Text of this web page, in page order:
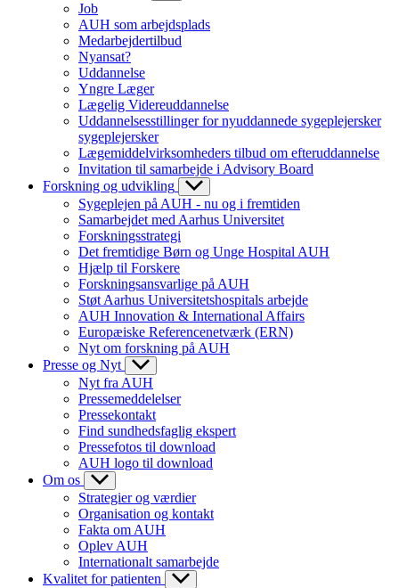
Job
AUH som arbejdsplads
Medarbejdertilbud
Nyansat?
Uddannelse
Yngre Læger
Lægelig Videreuddannelse
Uddannelsesstillinger for nyuddannede sygeplejersker
sygeplejersker
Lægemiddelvirksomheders tilbud om efteruddannelse
Invitation til samarbejde i Advisory Board
Forskning og udvikling
Sygeplejen på AUH - nu og i fremtiden
Samarbejdet med Aarhus Universitet
Forskningsstrategi
Det fremtidige Børn og Unge Hospital AUH
Hjælp til Forskere
Forskningsansvarlige på AUH
Støt Aarhus Universitetshospitals arbejde
AUH Innovation & International Affairs
Europæiske Referencenetværk (ERN)
Nyt om forskning på AUH
Presse og Nyt
Nyt fra AUH
Pressemeddelelser
Pressekontakt
Find sundhedsfaglig ekspert
Pressefotos til download
AUH logo til download
Om os
Strategier og værdier
Organisation og kontakt
Fakta om AUH
Oplev AUH
Internationalt samarbejde
Kvalitet for patienten